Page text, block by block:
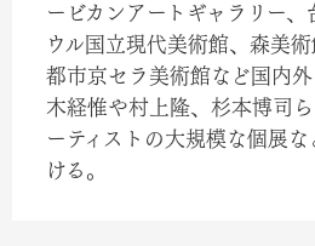
ービカンアートギャラリー
ウル国立現代美術館、森美
都市京セラ美術館など国内
木経惟や村上隆、杉本博司
ーティストの大規模な個展
ける。